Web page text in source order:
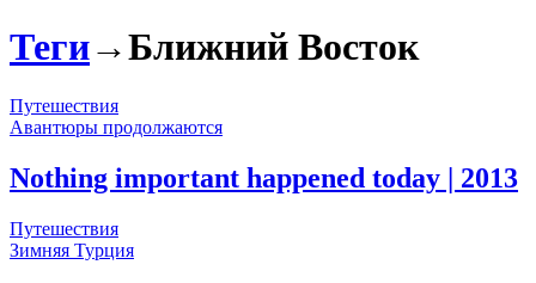
Теги→Ближний Восток
Путешествия
Авантюры продолжаются
Nothing important happened today | 2013
Путешествия
Зимняя Турция